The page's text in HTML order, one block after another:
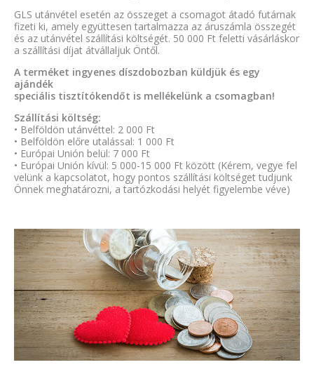
GLS utánvétel esetén az összeget a csomagot átadó futárnak
fizeti ki, amely együttesen tartalmazza az áruszámla összegét
és az utánvétel szállítási költségét. 50 000 Ft feletti vásárláskor
a szállítási díjat átvállaljuk Öntől.
A terméket ingyenes díszdobozban küldjük és egy
ajándék
speciális tisztítókendőt is mellékelünk a csomagban!
Szállítási költség:
• Belföldön utánvéttel: 2 000 Ft
• Belföldön előre utalással: 1 000 Ft
• Európai Unión belül: 7 000 Ft
• Európai Unión kívül: 5 000-15 000 Ft között (Kérem, vegye fel
velünk a kapcsolatot, hogy pontos szállítási költséget tudjunk
Önnek meghatározni, a tartózkodási helyét figyelembe véve)